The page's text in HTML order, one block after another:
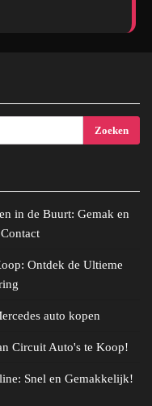
in de Buurt: Gemak en
Ontdek de Ultieme
auto kopen
Circuit Auto's te Koop!
Snel en Gemakkelijk!